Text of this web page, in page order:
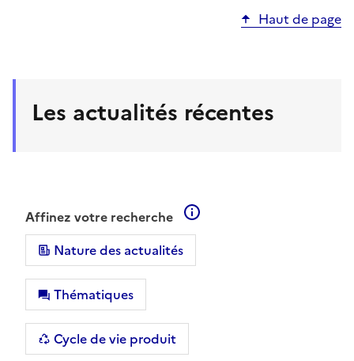
Haut de page
Les actualités récentes
Affinez votre recherche
Nature des actualités
Thématiques
Cycle de vie produit